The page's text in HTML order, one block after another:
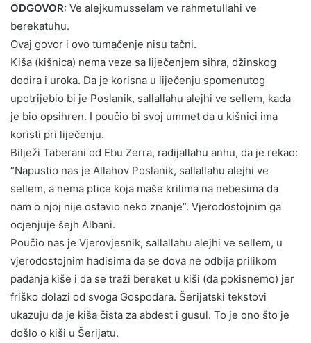
ODGOVOR: Ve alejkumusselam ve rahmetullahi ve
berekatuhu.
Ovaj govor i ovo tumačenje nisu tačni.
Kiša (kišnica) nema veze sa liječenjem sihra, džinskog
dodira i uroka. Da je korisna u liječenju spomenutog
upotrijebio bi je Poslanik, sallallahu alejhi ve sellem, kada
je bio opsihren. I poučio bi svoj ummet da u kišnici ima
koristi pri liječenju.
Bilježi Taberani od Ebu Zerra, radijallahu anhu, da je rekao:
“Napustio nas je Allahov Poslanik, sallallahu alejhi ve
sellem, a nema ptice koja maše krilima na nebesima da
nam o njoj nije ostavio neko znanje”. Vjerodostojnim ga
ocjenjuje šejh Albani.
Poučio nas je Vjerovjesnik, sallallahu alejhi ve sellem, u
vjerodostojnim hadisima da se dova ne odbija prilikom
padanja kiše i da se traži bereket u kiši (da pokisnemo) jer
friško dolazi od svoga Gospodara. Šerijatski tekstovi
ukazuju da je kiša čista za abdest i gusul. To je ono što je
došlo o kiši u Šerijatu.